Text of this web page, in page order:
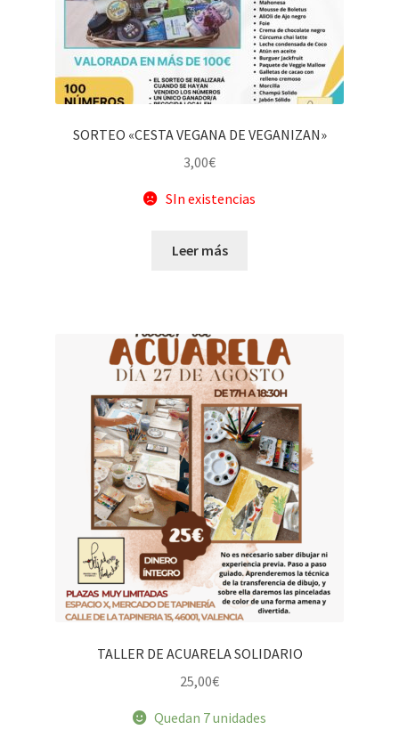
SORTEO «CESTA VEGANA DE VEGANIZAN»
3,00€
SIn existencias
Leer más
TALLER DE ACUARELA SOLIDARIO
25,00€
Quedan 7 unidades